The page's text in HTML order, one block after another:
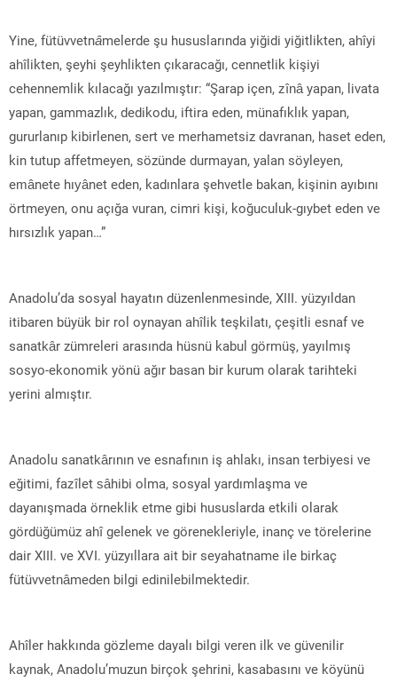
Yine, fütüvvetnâmelerde şu hususlarında yiğidi yiğitlikten, ahîyi
ahîlikten, şeyhi şeyhlikten çıkaracağı, cennetlik kişiyi
cehennemlik kılacağı yazılmıştır: “Şarap içen, zînâ yapan, livata
yapan, gammazlık, dedikodu, iftira eden, münafıklık yapan,
gururlanıp kibirlenen, sert ve merhametsiz davranan, haset eden,
kin tutup affetmeyen, sözünde durmayan, yalan söyleyen,
emânete hıyânet eden, kadınlara şehvetle bakan, kişinin ayıbını
örtmeyen, onu açığa vuran, cimri kişi, koğuculuk-gıybet eden ve
hırsızlık yapan…”
Anadolu’da sosyal hayatın düzenlenmesinde, XIII. yüzyıldan
itibaren büyük bir rol oynayan ahîlik teşkilatı, çeşitli esnaf ve
sanatkâr zümreleri arasında hüsnü kabul görmüş, yayılmış
sosyo-ekonomik yönü ağır basan bir kurum olarak tarihteki
yerini almıştır.
Anadolu sanatkârının ve esnafının iş ahlakı, insan terbiyesi ve
eğitimi, fazîlet sâhibi olma, sosyal yardımlaşma ve
dayanışmada örneklik etme gibi hususlarda etkili olarak
gördüğümüz ahî gelenek ve görenekleriyle, inanç ve törelerine
dair XIII. ve XVI. yüzyıllara ait bir seyahatname ile birkaç
fütüvvetnâmeden bilgi edinilebilmektedir.
Ahîler hakkında gözleme dayalı bilgi veren ilk ve güvenilir
kaynak, Anadolu’muzun birçok şehrini, kasabasını ve köyünü